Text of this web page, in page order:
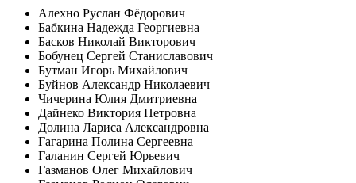
Алехно Руслан Фёдорович
Бабкина Надежда Георгиевна
Басков Николай Викторович
Бобунец Сергей Станиславович
Бутман Игорь Михайлович
Буйнов Александр Николаевич
Чичерина Юлия Дмитриевна
Дайнеко Виктория Петровна
Долина Лариса Александровна
Гагарина Полина Сергеевна
Галанин Сергей Юрьевич
Газманов Олег Михайлович